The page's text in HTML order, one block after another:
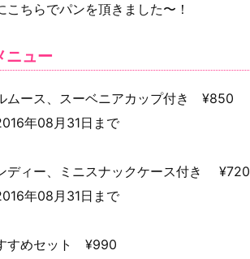
こちらでパンを頂きました〜！
ニュー
ムース、スーベニアカップ付き ¥850
年08月31日まで
ディー、ミニスナックケース付き ¥720
年08月31日まで
すめセット ¥990